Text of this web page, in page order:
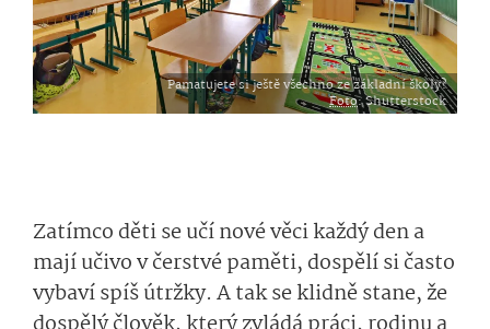
Pamatujete si ještě všechno ze základní školy?
Foto: Shutterstock
Zatímco děti se učí nové věci každý den a
mají učivo v čerstvé paměti, dospělí si často
vybaví spíš útržky. A tak se klidně stane, že